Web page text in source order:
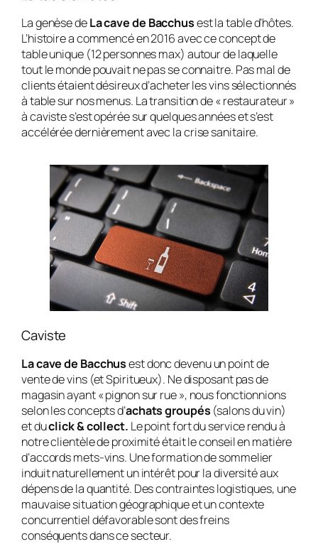
La genèse deLa cave de Bacchusest la table d’hôtes.
L’histoire a commencé en 2016 avec ce concept de
table unique (12 personnes max) autour de laquelle
tout le monde pouvait ne pas se connaitre. Pas mal de
clients étaient désireux d’acheter les vins sélectionnés
à table sur nos menus. La transition de « restaurateur »
à caviste s’est opérée sur quelques années et s’est
accélérée dernièrement avec la crise sanitaire.
Caviste
La cave de Bacchusest donc devenu un point de
vente de vins (et Spiritueux). Ne disposant pas de
magasin ayant « pignon sur rue », nous fonctionnions
selon les concepts d’achats groupés (salons du vin)
et duclick & collect. Le point fort du service rendu à
notre clientèle de proximité était le conseil en matière
d’accords mets-vins. Une formation de sommelier
induit naturellement un intérêt pour la diversité aux
dépens de la quantité. Des contraintes logistiques, une
mauvaise situation géographique et un contexte
concurrentiel défavorable sont des freins
conséquents dans ce secteur.